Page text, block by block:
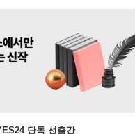
단독 선출간